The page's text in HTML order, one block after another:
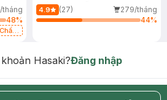
tháng
48%
4.9 (27)
279/tháng
44%
Hasaki?Đăng nhập